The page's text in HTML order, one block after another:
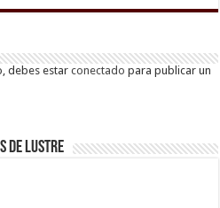
debes estarconectado para publicar un
de Lustre